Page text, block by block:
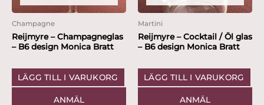
Champagne
Reijmyre – Champagneglas
– B6 design Monica Bratt
LÄGG TILL I VARUKORG
ANMÄL
Martini
Reijmyre – Cocktail / Öl glas
– B6 design Monica Bratt
LÄGG TILL I VARUKORG
ANMÄL